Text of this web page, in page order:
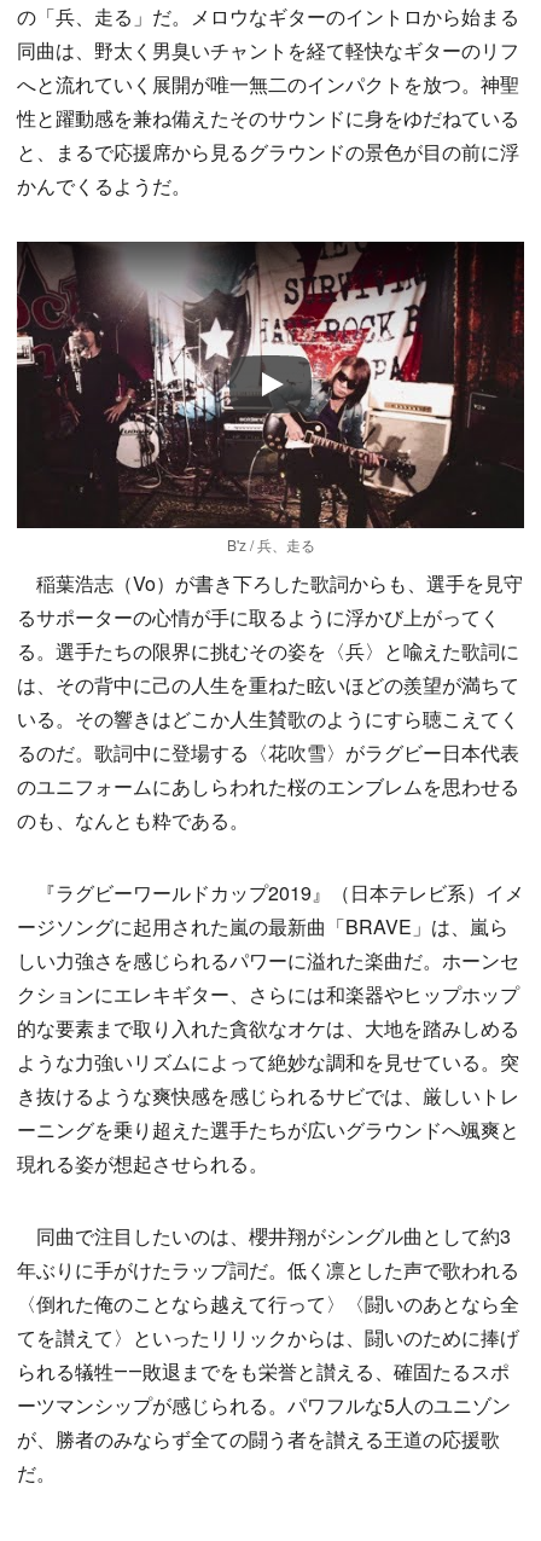
の「兵、走る」だ。メロウなギターのイントロから始まる
同曲は、野太く男臭いチャントを経て軽快なギターのリフ
へと流れていく展開が唯一無二のインパクトを放つ。神聖
性と躍動感を兼ね備えたそのサウンドに身をゆだねている
と、まるで応援席から見るグラウンドの景色が目の前に浮
かんでくるようだ。
Play
B'z / 兵、走る
稲葉浩志（Vo）が書き下ろした歌詞からも、選手を見守
るサポーターの心情が手に取るように浮かび上がってく
る。選手たちの限界に挑むその姿を〈兵〉と喩えた歌詞に
は、その背中に己の人生を重ねた眩いほどの羨望が満ちて
いる。その響きはどこか人生賛歌のようにすら聴こえてく
るのだ。歌詞中に登場する〈花吹雪〉がラグビー日本代表
のユニフォームにあしらわれた桜のエンブレムを思わせる
のも、なんとも粋である。
『ラグビーワールドカップ2019』（日本テレビ系）イメ
ージソングに起用された嵐の最新曲「BRAVE」は、嵐ら
しい力強さを感じられるパワーに溢れた楽曲だ。ホーンセ
クションにエレキギター、さらには和楽器やヒップホップ
的な要素まで取り入れた貪欲なオケは、大地を踏みしめる
ような力強いリズムによって絶妙な調和を見せている。突
き抜けるような爽快感を感じられるサビでは、厳しいトレ
ーニングを乗り超えた選手たちが広いグラウンドへ颯爽と
現れる姿が想起させられる。
同曲で注目したいのは、櫻井翔がシングル曲として約3
年ぶりに手がけたラップ詞だ。低く凛とした声で歌われる
〈倒れた俺のことなら越えて行って〉〈闘いのあとなら全
てを讃えて〉といったリリックからは、闘いのために捧げ
られる犠牲――敗退までをも栄誉と讃える、確固たるスポ
ーツマンシップが感じられる。パワフルな5人のユニゾン
が、勝者のみならず全ての闘う者を讃える王道の応援歌
だ。